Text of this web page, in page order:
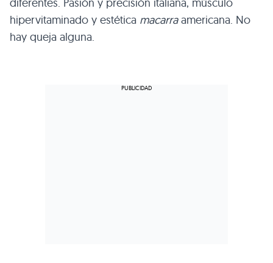
hipervitaminado y estética macarraamericana. No
hay queja alguna.